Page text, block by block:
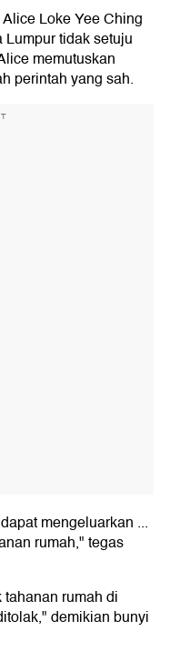
Loke Yee Ching
tidak setuju
memutuskan
perintah yang sah.
mengeluarkan ...
rumah," tegas
rumah di
demikian bunyi